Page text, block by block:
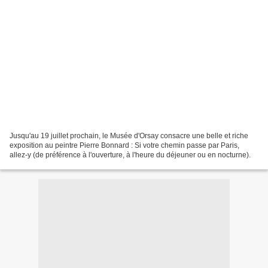
Jusqu'au 19 juillet prochain, le Musée d'Orsay consacre une belle et riche
exposition au peintre Pierre Bonnard : Si votre chemin passe par Paris,
allez-y (de préférence à l'ouverture, à l'heure du déjeuner ou en nocturne).